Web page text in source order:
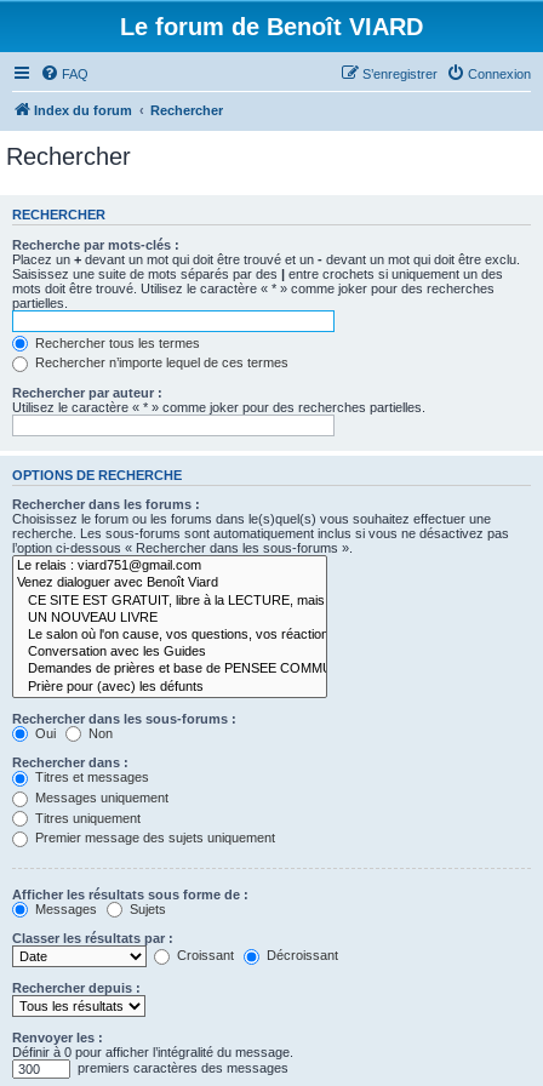
Le forum de Benoît VIARD
FAQ Connexion
S’enregistrer
Index du forum Rechercher
Rechercher
RECHERCHER
Recherche par mots-clés :
Placez un + devant un mot qui doit être trouvé et un - devant un mot qui doit être exclu.
Saisissez une suite de mots séparés par des | entre crochets si uniquement un des
mots doit être trouvé. Utilisez le caractère « * » comme joker pour des recherches
partielles.
Rechercher tous les termes
Rechercher n’importe lequel de ces termes
Rechercher par auteur :
Utilisez le caractère « * » comme joker pour des recherches partielles.
OPTIONS DE RECHERCHE
Rechercher dans les forums :
Choisissez le forum ou les forums dans le(s)quel(s) vous souhaitez effectuer une
recherche. Les sous-forums sont automatiquement inclus si vous ne désactivez pas
l’option ci-dessous « Rechercher dans les sous-forums ».
Rechercher dans les sous-forums :
Oui
Non
Rechercher dans :
Titres et messages
Messages uniquement
Titres uniquement
Premier message des sujets uniquement
Afficher les résultats sous forme de :
Messages
Sujets
Classer les résultats par :
Croissant
Décroissant
Rechercher depuis :
Renvoyer les :
Définir à 0 pour afficher l’intégralité du message.
premiers caractères des messages